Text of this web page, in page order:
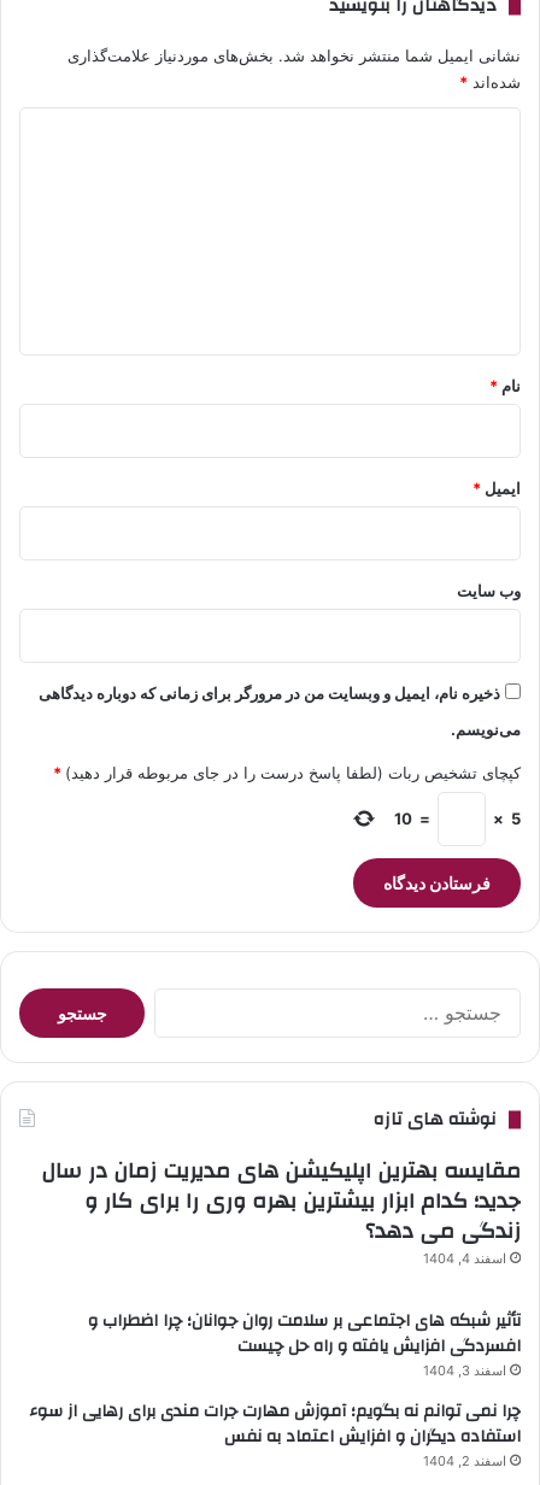
نشانی ایمیل شما منتشر نخواهد شد. بخش‌های موردنیاز علامت‌گذاری
شده‌اند *
نام *
ایمیل *
وب‌ سایت
ذخیره نام، ایمیل و وبسایت من در مرورگر برای زمانی که دوباره دیدگاهی
می‌نویسم.
کپچای تشخیص ربات (لطفا پاسخ درست را در جای مربوطه قرار دهید) *
5
×
=
10
جستجو
برای:
نوشته های تازه
مقایسه بهترین اپلیکیشن های مدیریت زمان در سال
جدید؛ کدام ابزار بیشترین بهره وری را برای کار و
زندگی می دهد؟
اسفند 4, 1404
تأثیر شبکه های اجتماعی بر سلامت روان جوانان؛ چرا اضطراب و
افسردگی افزایش یافته و راه حل چیست
اسفند 3, 1404
چرا نمی توانم نه بگویم؛ آموزش مهارت جرات مندی برای رهایی از سوء
استفاده دیگران و افزایش اعتماد به نفس
اسفند 2, 1404